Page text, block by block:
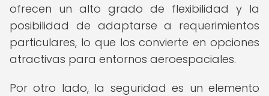
ofrecen un alto grado de flexibilidad y la
posibilidad de adaptarse a requerimientos
particulares, lo que los convierte en opciones
atractivas para entornos aeroespaciales.
Por otro lado, la seguridad es un elemento